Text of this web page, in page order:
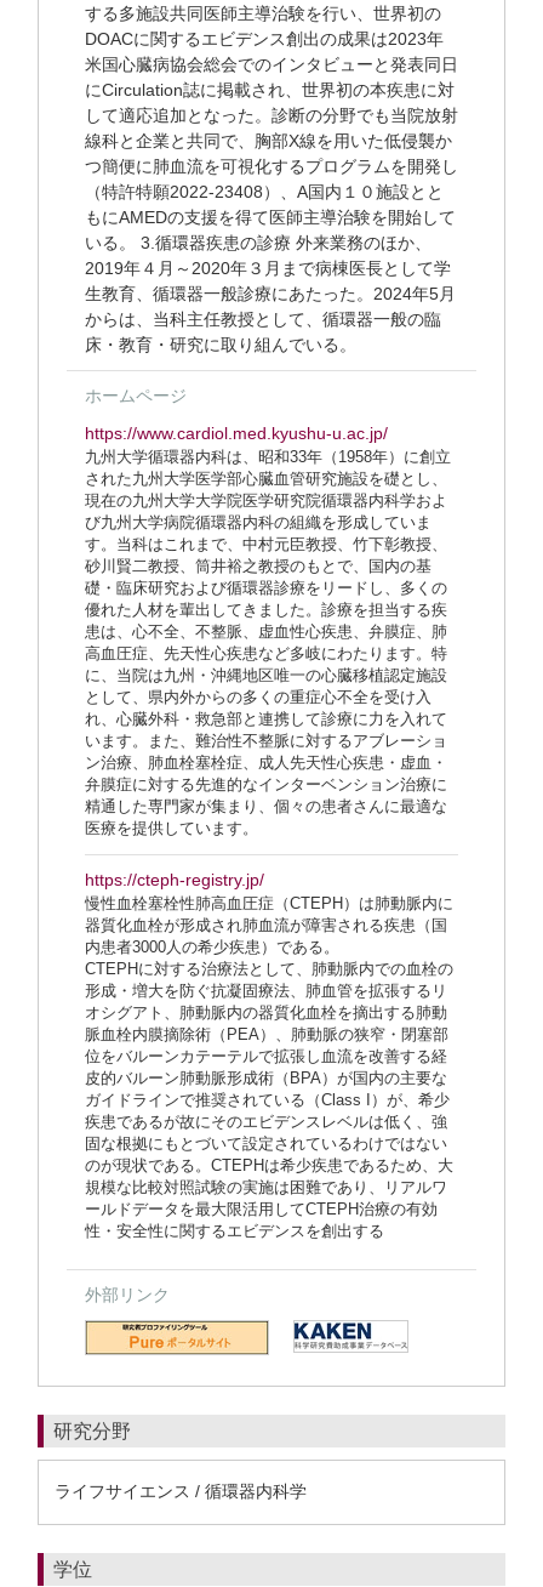
する多施設共同医師主導治験を行い、世界初の
DOACに関するエビデンス創出の成果は2023年
米国心臓病協会総会でのインタビューと発表同日
にCirculation誌に掲載され、世界初の本疾患に対
して適応追加となった。診断の分野でも当院放射
線科と企業と共同で、胸部X線を用いた低侵襲か
つ簡便に肺血流を可視化するプログラムを開発し
（特許特願2022-23408）、A国内１０施設とと
もにAMEDの支援を得て医師主導治験を開始して
いる。 3.循環器疾患の診療 外来業務のほか、
2019年４月～2020年３月まで病棟医長として学
生教育、循環器一般診療にあたった。2024年5月
からは、当科主任教授として、循環器一般の臨
床・教育・研究に取り組んでいる。
ホームページ
https://www.cardiol.med.kyushu-u.ac.jp/
九州大学循環器内科は、昭和33年（1958年）に創立
された九州大学医学部心臓血管研究施設を礎とし、
現在の九州大学大学院医学研究院循環器内科学およ
び九州大学病院循環器内科の組織を形成していま
す。当科はこれまで、中村元臣教授、竹下彰教授、
砂川賢二教授、筒井裕之教授のもとで、国内の基
礎・臨床研究および循環器診療をリードし、多くの
優れた人材を輩出してきました。診療を担当する疾
患は、心不全、不整脈、虚血性心疾患、弁膜症、肺
高血圧症、先天性心疾患など多岐にわたります。特
に、当院は九州・沖縄地区唯一の心臓移植認定施設
として、県内外からの多くの重症心不全を受け入
れ、心臓外科・救急部と連携して診療に力を入れて
います。また、難治性不整脈に対するアブレーショ
ン治療、肺血栓塞栓症、成人先天性心疾患・虚血・
弁膜症に対する先進的なインターベンション治療に
精通した専門家が集まり、個々の患者さんに最適な
医療を提供しています。
https://cteph-registry.jp/
慢性血栓塞栓性肺高血圧症（CTEPH）は肺動脈内に
器質化血栓が形成され肺血流が障害される疾患（国
内患者3000人の希少疾患）である。
CTEPHに対する治療法として、肺動脈内での血栓の
形成・増大を防ぐ抗凝固療法、肺血管を拡張するリ
オシグアト、肺動脈内の器質化血栓を摘出する肺動
脈血栓内膜摘除術（PEA）、肺動脈の狭窄・閉塞部
位をバルーンカテーテルで拡張し血流を改善する経
皮的バルーン肺動脈形成術（BPA）が国内の主要な
ガイドラインで推奨されている（Class I）が、希少
疾患であるが故にそのエビデンスレベルは低く、強
固な根拠にもとづいて設定されているわけではない
のが現状である。CTEPHは希少疾患であるため、大
規模な比較対照試験の実施は困難であり、リアルワ
ールドデータを最大限活用してCTEPH治療の有効
性・安全性に関するエビデンスを創出する
外部リンク
研究分野
ライフサイエンス / 循環器内科学
学位